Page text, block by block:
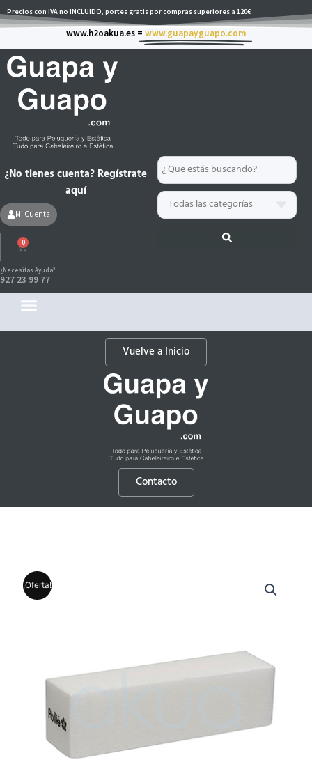
al
Precios con IVA no INCLUIDO, portes gratis por compras superiores a 120€
www.h2oakua.es = www.guapayguapo.com
Search
...
¿No tienes cuenta? Regístrate
aquí
Mi Cuenta
0
Carrito
¿Necesitas Ayuda?
927 23 99 77
Vuelve a Inicio
Contacto
¡Oferta!